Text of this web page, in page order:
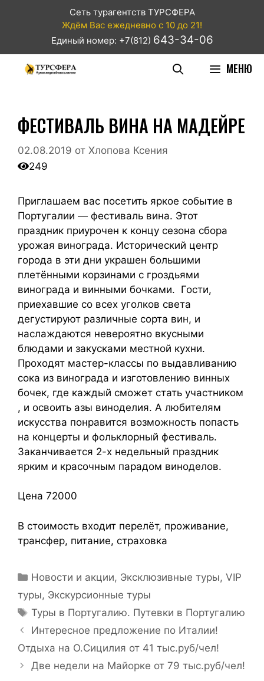
Сеть турагентств ТУРСФЕРА
Ждём Вас ежедневно с 10 до 21!
Единый номер: +7(812) 643-34-06
МЕНЮ
ФЕСТИВАЛЬ ВИНА НА МАДЕЙРЕ
02.08.2019 от Хлопова Ксения
249
Приглашаем вас посетить яркое событие в
Португалии — фестиваль вина. Этот
праздник приурочен к концу сезона сбора
урожая винограда. Исторический центр
города в эти дни украшен большими
плетёнными корзинами с гроздьями
винограда и винными бочками. Гости,
приехавшие со всех уголков света
дегустируют различные сорта вин, и
наслаждаются невероятно вкусными
блюдами и закусками местной кухни.
Проходят мастер-классы по выдавливанию
сока из винограда и изготовлению винных
бочек, где каждый сможет стать участником
, и освоить азы виноделия. А любителям
искусства понравится возможность попасть
на концерты и фольклорный фестиваль.
Заканчивается 2-х недельный праздник
ярким и красочным парадом виноделов.
Цена 72000
В стоимость входит перелёт, проживание,
трансфер, питание, страховка
Новости и акции, Эксклюзивные туры, VIP
туры, Экскурсионные туры
Туры в Португалию. Путевки в Португалию
Интересное предложение по Италии!
Отдыха на О.Сицилия от 41 тыс.руб/чел!
Две недели на Майорке от 79 тыс.руб/чел!